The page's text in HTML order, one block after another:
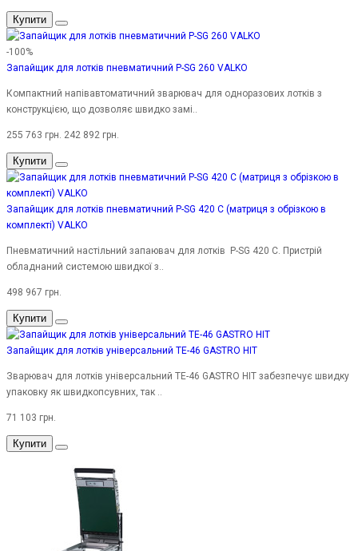
Купити
-100%
Запайщик для лотків пневматичний P-SG 260 VALKO
Компактний напівавтоматичний зварювач для одноразових лотків з
конструкцією, що дозволяє швидко замі..
255 763 грн. 242 892 грн.
Купити
Запайщик для лотків пневматичний P-SG 420 C (матриця з обрізкою в
комплекті) VALKO
Пневматичний настільний запаювач для лотків P-SG 420 C. Пристрій
обладнаний системою швидкої з..
498 967 грн.
Купити
Запайщик для лотків універсальний TE-46 GASTRO HIT
Зварювач для лотків універсальний TE-46 GASTRO HIT забезпечує швидку
упаковку як швидкопсувних, так ..
71 103 грн.
Купити